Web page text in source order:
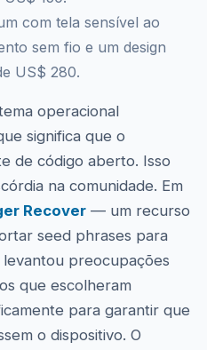
com tela sensível ao
sem fio e um design
US$ 280.
operacional
significa que o
de código aberto. Isso
na comunidade. Em
Recover— um recurso
seed phrases para
preocupações
que escolheram
para garantir que
o dispositivo. O